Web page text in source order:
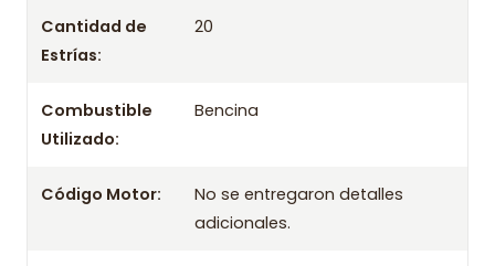
Incluye
- Disco
- Rodamiento / Collarín
Aplicación por años
2004 2005 2006 2007 2008 2009 2010 2011 2012
Cantidad de
Estrías:
20
Combustible
Utilizado:
Bencina
Código Motor:
No se entregaron detalles
adicionales.